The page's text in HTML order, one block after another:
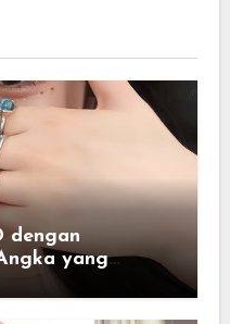
dengan
yang